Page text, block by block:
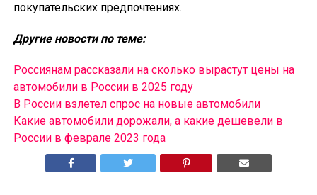
покупательских предпочтениях.
Другие новости по теме:
Россиянам рассказали на сколько вырастут цены на
автомобили в России в 2025 году
В России взлетел спрос на новые автомобили
Какие автомобили дорожали, а какие дешевели в
России в феврале 2023 года